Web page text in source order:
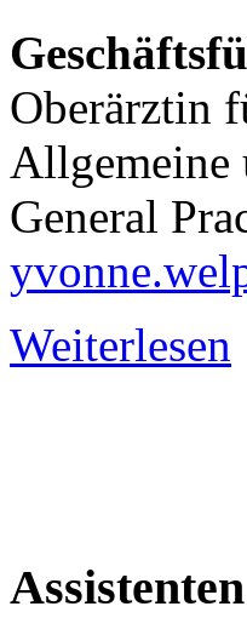
Oberärztin
Allgemeine
General
Weiterlesen
Assistenten